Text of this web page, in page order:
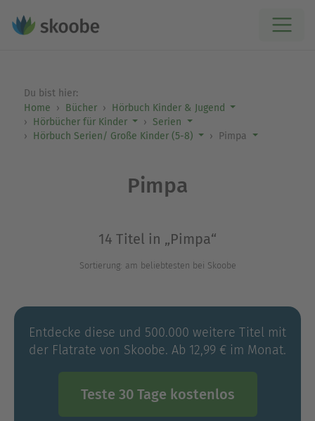
Du bist hier:
Home
Bücher
Hörbuch Kinder & Jugend
Hörbücher für Kinder
Serien
Hörbuch Serien/ Große Kinder (5-8)
Pimpa
Pimpa
14 Titel in „Pimpa“
Sortierung: am beliebtesten bei Skoobe
Entdecke diese und 500.000 weitere Titel mit
der Flatrate von Skoobe. Ab 12,99 € im Monat.
Teste 30 Tage kostenlos